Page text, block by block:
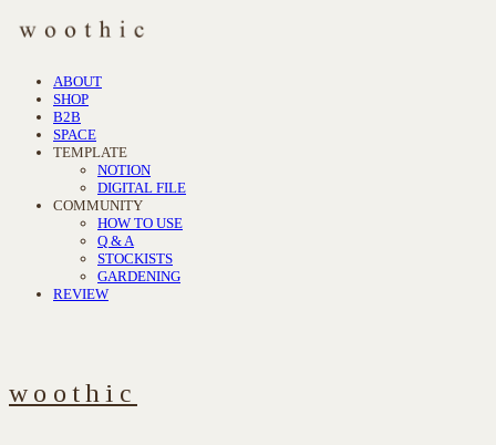
ABOUT
SHOP
B2B
SPACE
TEMPLATE
NOTION
DIGITAL FILE
COMMUNITY
HOW TO USE
Q & A
STOCKISTS
GARDENING
REVIEW
woothic